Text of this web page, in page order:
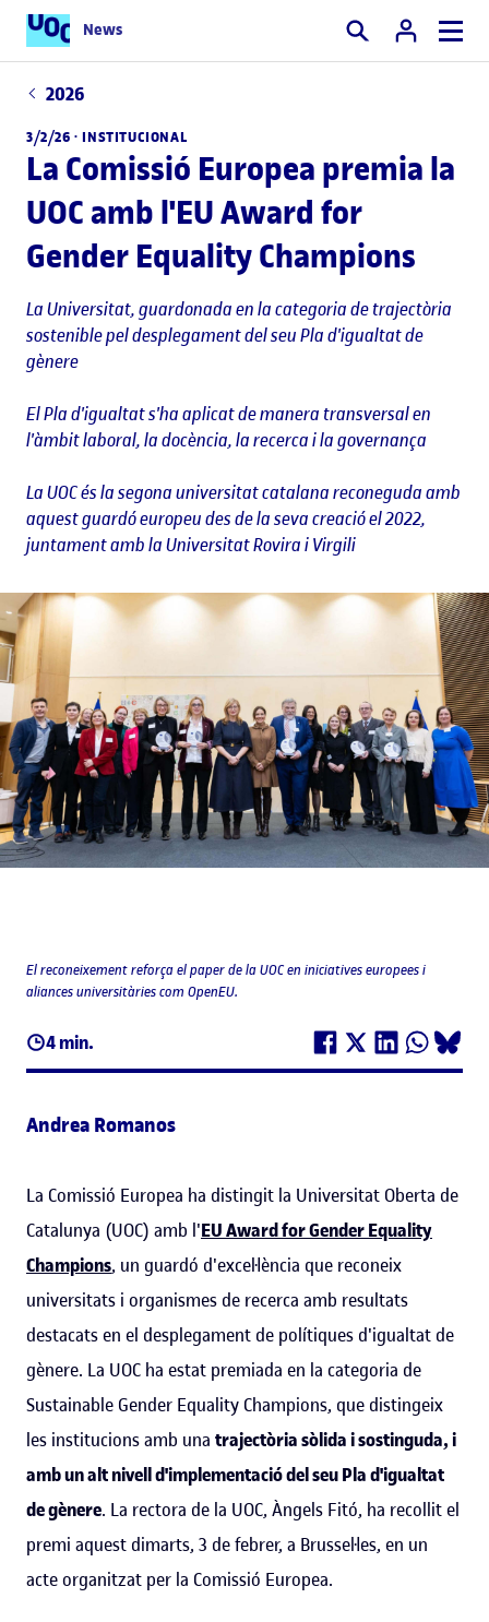
News Cercar
2026
3/2/26 ·INSTITUCIONAL
La Comissió Europea premia la
UOC amb l'EU Award for
Gender Equality Champions
La Universitat, guardonada en la categoria de trajectòria
sostenible pel desplegament del seu Pla d'igualtat de
gènere
El Pla d'igualtat s'ha aplicat de manera transversal en
l'àmbit laboral, la docència, la recerca i la governança
La UOC és la segona universitat catalana reconeguda amb
aquest guardó europeu des de la seva creació el 2022,
juntament amb la Universitat Rovira i Virgili
4 min.
El reconeixement reforça el paper de la UOC en iniciatives europees i
aliances universitàries com OpenEU.
Andrea Romanos
La Comissió Europea ha distingit la Universitat Oberta de
Catalunya (UOC) amb l'EU Award for Gender Equality
Champions, un guardó d'excel·lència que reconeix
universitats i organismes de recerca amb resultats
destacats en el desplegament de polítiques d'igualtat de
gènere. La UOC ha estat premiada en la categoria de
Sustainable Gender Equality Champions, que distingeix
les institucions amb una trajectòria sòlida i sostinguda, i
amb un alt nivell d'implementació del seu Pla d'igualtat
de gènere. La rectora de la UOC, Àngels Fitó, ha recollit el
premi aquest dimarts, 3 de febrer, a Brussel·les, en un
acte organitzat per la Comissió Europea.